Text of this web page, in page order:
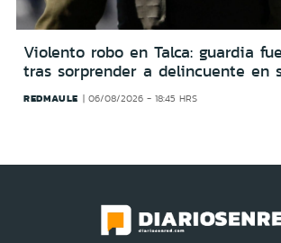
Violento robo en Talca: guardia
tras sorprender a delincuente en
REDMAULE 06/08/2026 - 18:45 HRS